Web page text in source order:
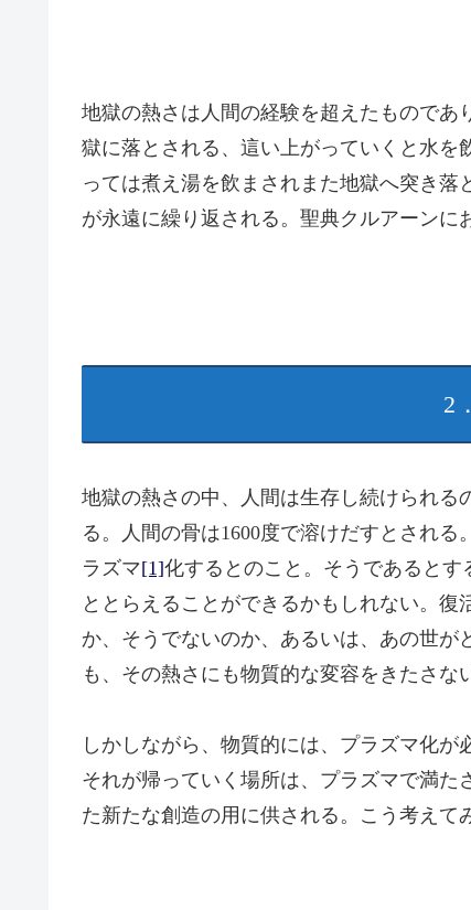
地獄の熱さは人間の経験を超えたもので
獄に落とされる、這い上がっていくと水
っては煮え湯を飲まされまた地獄へ突き
が永遠に繰り返される。聖典クルアーンに
2
地獄の熱さの中、人間は生存し続けられ
る。人間の骨は1600度で溶けだすとされ
ラズマ[1]化するとのこと。そうであると
ととらえることができるかもしれない。
か、そうでないのか、あるいは、あの世
も、その熱さにも物質的な変容をきたさな
しかしながら、物質的には、プラズマ化が
それが帰っていく場所は、プラズマで満た
た新たな創造の用に供される。こう考えて